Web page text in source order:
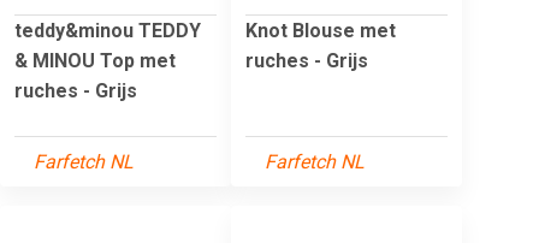
teddy&minou TEDDY
& MINOU Top met
ruches - Grijs
Farfetch NL
Knot Blouse met
ruches - Grijs
Farfetch NL